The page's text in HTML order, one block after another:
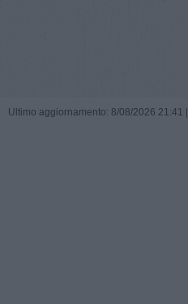
Ultimo aggiornamento: 8/08/2026 21:41 |